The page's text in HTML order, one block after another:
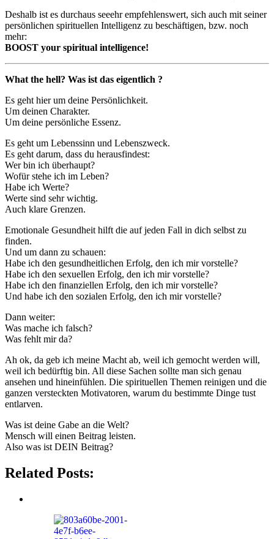
Deshalb ist es durchaus seeehr empfehlenswert, sich auch mit seiner
persönlichen spirituellen Intelligenz zu beschäftigen, bzw. noch
mehr:
BOOST your spiritual intelligence!
What the hell? Was ist das eigentlich ?
Es geht hier um deine Persönlichkeit.
Um deinen Charakter.
Um deine persönliche Essenz.
Es geht um Lebenssinn und Lebenszweck.
Es geht darum, dass du herausfindest:
Wer bin ich überhaupt?
Wofür stehe ich im Leben?
Habe ich Werte?
Werte sind sehr wichtig.
Auch klare Grenzen.
Emotionale Gesundheit hilft die auf jeden Fall in dich selbst zu
finden.
Und um dann zu schauen:
Habe ich den gesundheitlichen Erfolg, den ich mir vorstelle?
Habe ich den sexuellen Erfolg, den ich mir vorstelle?
Habe ich den finanziellen Erfolg, den ich mir vorstelle?
Und habe ich den sozialen Erfolg, den ich mir vorstelle?
Dann weiter:
Was mache ich falsch?
Was fehlt mir da?
Ah ok, da geb ich meine Macht ab, weil ich gemocht werden will,
weil ich bedürftig bin. All diese Sachen sollte man sich genau
ansehen und hineinfühlen. Die spirituellen Themen reinigen und die
ganzen versteckten Motivatoren, warum du bestimmte Dinge tust
entlarven.
Was ist deine Gabe an die Welt?
Mensch will einen Beitrag leisten.
Also was ist DEIN Beitrag?
Related Posts: